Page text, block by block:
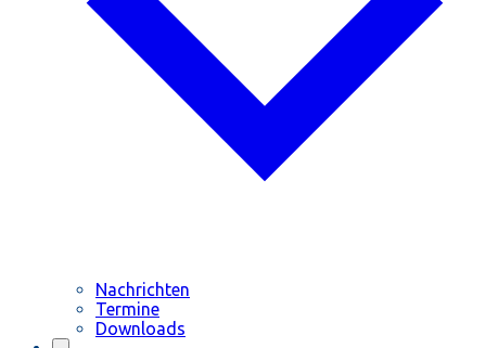
Nachrichten
Termine
Downloads